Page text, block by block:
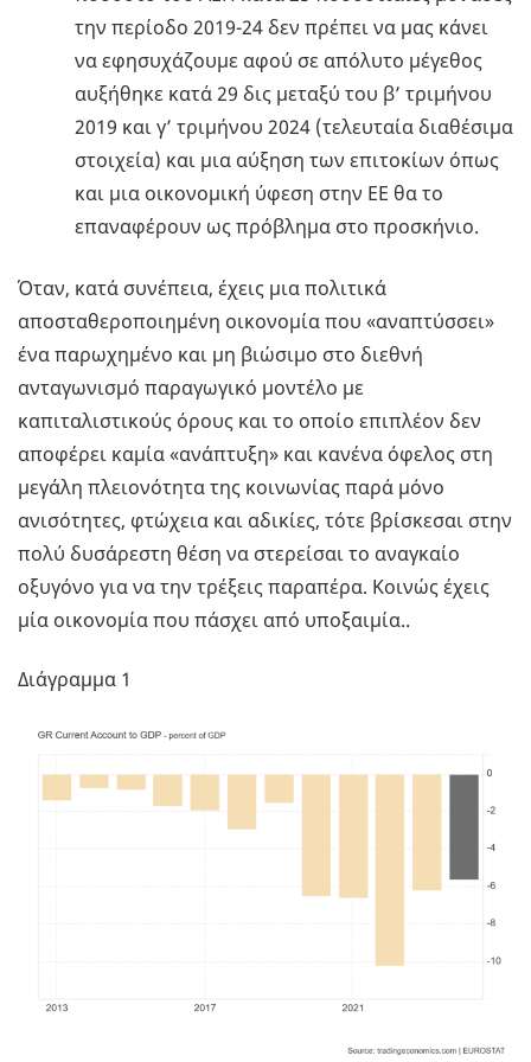
την περίοδο 2019-24 δεν πρέπει να μας κάνει
να εφησυχάζουμε αφού σε απόλυτο μέγεθος
αυξήθηκε κατά 29 δις μεταξύ του β’ τριμήνου
2019 και γ’ τριμήνου 2024 (τελευταία διαθέσιμα
στοιχεία) και μια αύξηση των επιτοκίων όπως
και μια οικονομική ύφεση στην ΕΕ θα το
επαναφέρουν ως πρόβλημα στο προσκήνιο.
Όταν, κατά συνέπεια, έχεις μια πολιτικά
αποσταθεροποιημένη οικονομία που «αναπτύσσει»
ένα παρωχημένο και μη βιώσιμο στο διεθνή
ανταγωνισμό παραγωγικό μοντέλο με
καπιταλιστικούς όρους και το οποίο επιπλέον δεν
αποφέρει καμία «ανάπτυξη» και κανένα όφελος στη
μεγάλη πλειονότητα της κοινωνίας παρά μόνο
ανισότητες, φτώχεια και αδικίες, τότε βρίσκεσαι στην
πολύ δυσάρεστη θέση να στερείσαι το αναγκαίο
οξυγόνο για να την τρέξεις παραπέρα. Κοινώς έχεις
μία οικονομία που πάσχει από υποξαιμία..
Διάγραμμα 1